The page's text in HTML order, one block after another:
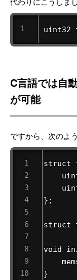
C言語では自
が可能
ですから、次のよ
struct
};
struct
void
}